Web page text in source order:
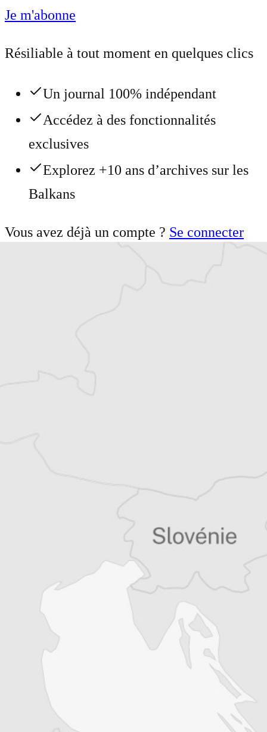
Je m'abonne
Résiliable à tout moment en quelques clics
Un journal 100% indépendant
Accédez à des fonctionnalités
exclusives
Explorez +10 ans d’archives sur les
Balkans
Vous avez déjà un compte ? Se connecter